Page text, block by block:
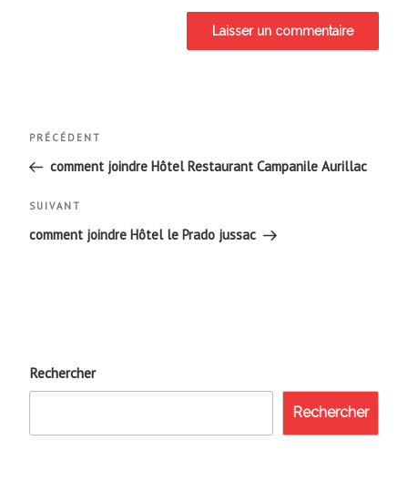
Navigation
de
l’article
Article
précédent
PRÉCÉDENT
comment joindre Hôtel Restaurant Campanile Aurillac
Article
suivant
SUIVANT
comment joindre Hôtel le Prado jussac
Rechercher
Rechercher